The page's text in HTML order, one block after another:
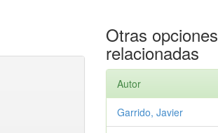
Otras opciones
relacionadas
Autor
Garrido, Javier